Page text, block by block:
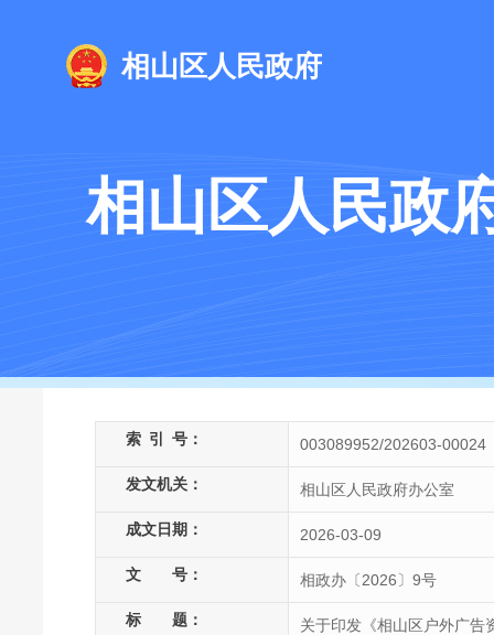
相山区人民政府
相山区人民政
索 引 号： 003089952/202603-00024
发文机关： 相山区人民政府办公室
成文日期： 2026-03-09
文 号： 相政办〔2026〕9号
标 题： 关于印发《相山区户外广告